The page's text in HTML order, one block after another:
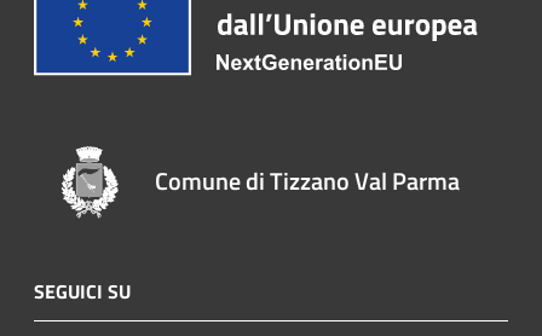
Comune di Tizzano Val Parma
SEGUICI SU